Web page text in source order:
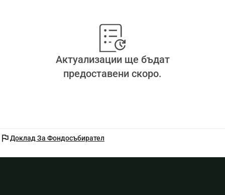
Актуализации ще бъдат
предоставени скоро.
flagДоклад За Фондосъбирател